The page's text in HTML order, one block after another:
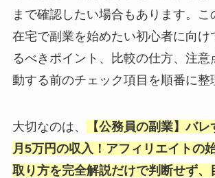
まで確認したい場合もあります。こ
在宅で副業を始めたい初心者に向け
るべきポイント、比較の仕方、注意
動する前のチェック項目を順番に整
大切なのは、
【公務員の副業】バ
月5万円の収入！アフィリエイトの
取り方を完全解説だけで判断せず、